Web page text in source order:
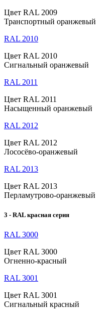
Цвет RAL 2009
Транспортный оранжевый
RAL 2010
Цвет RAL 2010
Сигнальный оранжевый
RAL 2011
Цвет RAL 2011
Насыщенный оранжевый
RAL 2012
Цвет RAL 2012
Лососёво-оранжевый
RAL 2013
Цвет RAL 2013
Перламутрово-оранжевый
3 - RAL красная серия
RAL 3000
Цвет RAL 3000
Огненно-красный
RAL 3001
Цвет RAL 3001
Сигнальный красный